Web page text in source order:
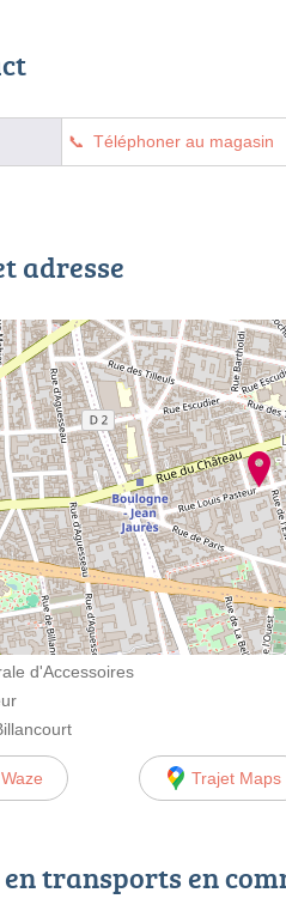
Téléphoner au magasin
adresse
d'Accessoires
Trajet Maps
transports en